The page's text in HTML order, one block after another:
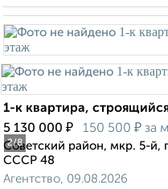
2/8
1-к квартира,
5 130 000 ₽ 150 500 ₽ за
Советский район, мкр. 5-й,
СССР 48
Агентство, 09.08.2026